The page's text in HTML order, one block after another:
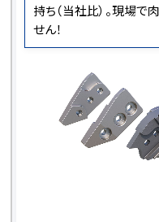
持ち（当社比）。現場
せん！